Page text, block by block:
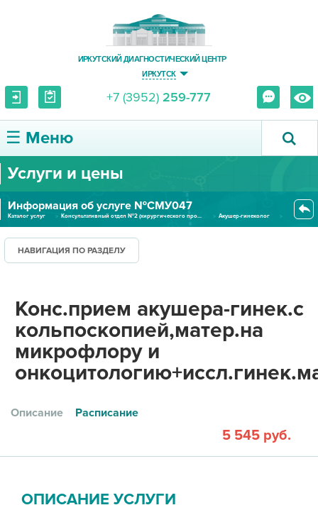
ИРКУТСКИЙ ДИАГНОСТИЧЕСКИЙ ЦЕНТР
ИРКУТСК
+7 (3952) 259-777
☰ Меню
О ЦЕНТРЕ
УСЛУГИ И ЦЕНЫ
ПАЦИЕНТУ
ПРАВОВАЯ ИНФОРМАЦИЯ
Услуги и цены
Информация об услуге №СМУ047
Каталог услуг Консультативный отдел №2 (хирургического профиля)
Акушер-гинеколог
НАВИГАЦИЯ ПО РАЗДЕЛУ
Конс.прием акушера-гинек.с
кольпоскопией,матер.на
микрофлору и
Описание Расписание
5 545 руб.
ОПИСАНИЕ УСЛУГИ